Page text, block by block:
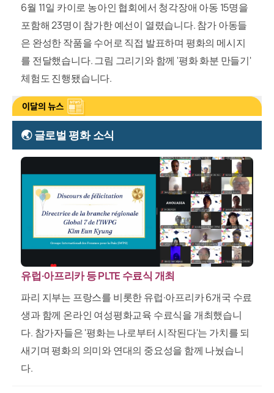
6월 11일 카이로 농아인 협회에서 청각장애 아동 15명을
포함해 23명이 참가한 예선이 열렸습니다. 참가 아동들
은 완성한 작품을 수어로 직접 발표하며 평화의 메시지
를 전달했습니다. 그림 그리기와 함께 '평화 화분 만들기'
체험도 진행됐습니다.
🌏 글로벌 평화 소식
유럽·아프리카 등 PLTE 수료식 개최
파리 지부는 프랑스를 비롯한 유럽·아프리카 6개국 수료
생과 함께 온라인 여성평화교육 수료식을 개최했습니
다. 참가자들은 '평화는 나로부터 시작된다'는 가치를 되
새기며 평화의 의미와 연대의 중요성을 함께 나눴습니
다.